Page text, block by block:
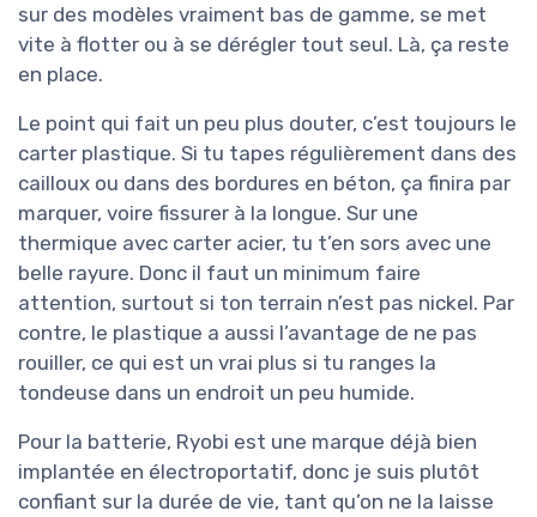
sur des modèles vraiment bas de gamme, se met
vite à flotter ou à se dérégler tout seul. Là, ça reste
en place.
Le point qui fait un peu plus douter, c’est toujours le
carter plastique. Si tu tapes régulièrement dans des
cailloux ou dans des bordures en béton, ça finira par
marquer, voire fissurer à la longue. Sur une
thermique avec carter acier, tu t’en sors avec une
belle rayure. Donc il faut un minimum faire
attention, surtout si ton terrain n’est pas nickel. Par
contre, le plastique a aussi l’avantage de ne pas
rouiller, ce qui est un vrai plus si tu ranges la
tondeuse dans un endroit un peu humide.
Pour la batterie, Ryobi est une marque déjà bien
implantée en électroportatif, donc je suis plutôt
confiant sur la durée de vie, tant qu’on ne la laisse